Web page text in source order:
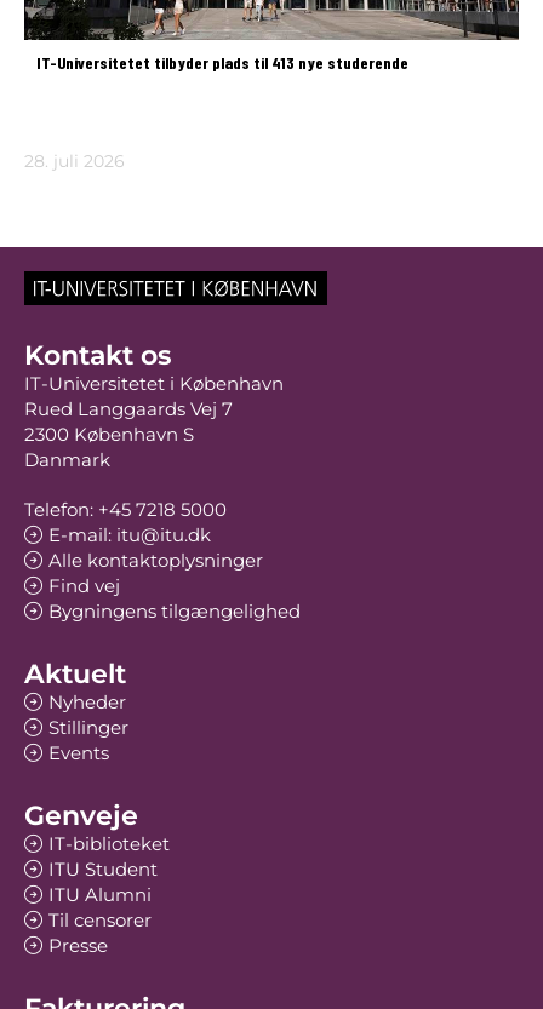
IT-Universitetet tilbyder plads til 413 nye studerende
28. juli 2026
Kontakt os
IT-Universitetet i København
Rued Langgaards Vej 7
2300 København S
Danmark
Telefon: +45 7218 5000
E-mail: itu@itu.dk
Alle kontaktoplysninger
Find vej
Bygningens tilgængelighed
Aktuelt
Nyheder
Stillinger
Events
Genveje
IT-biblioteket
ITU Student
ITU Alumni
Til censorer
Presse